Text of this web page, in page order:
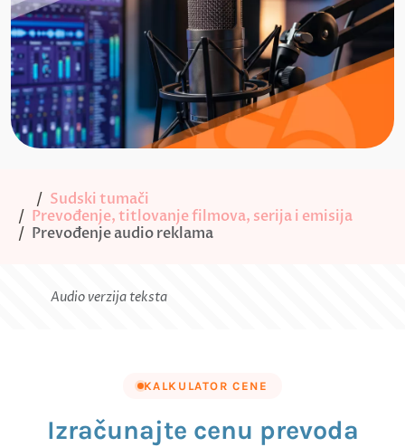
Sudski tumači
Prevođenje, titlovanje filmova, serija i emisija
Prevođenje audio reklama
Audio verzija teksta
KALKULATOR CENE
Izračunajte cenu prevoda